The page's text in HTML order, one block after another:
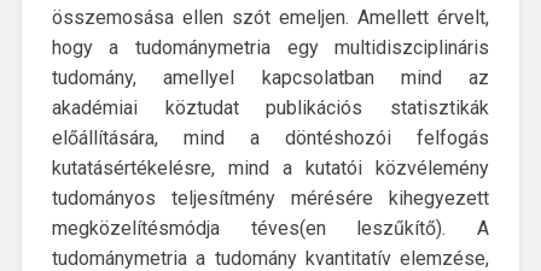
összemosása ellen szót emeljen. Amellett érvelt,
hogy a tudománymetria egy multidiszciplináris
tudomány, amellyel kapcsolatban mind az
akadémiai köztudat publikációs statisztikák
előállítására, mind a döntéshozói felfogás
kutatásértékelésre, mind a kutatói közvélemény
tudományos teljesítmény mérésére kihegyezett
megközelítésmódja téves(en leszűkítő). A
tudománymetria a tudomány kvantitatív elemzése,